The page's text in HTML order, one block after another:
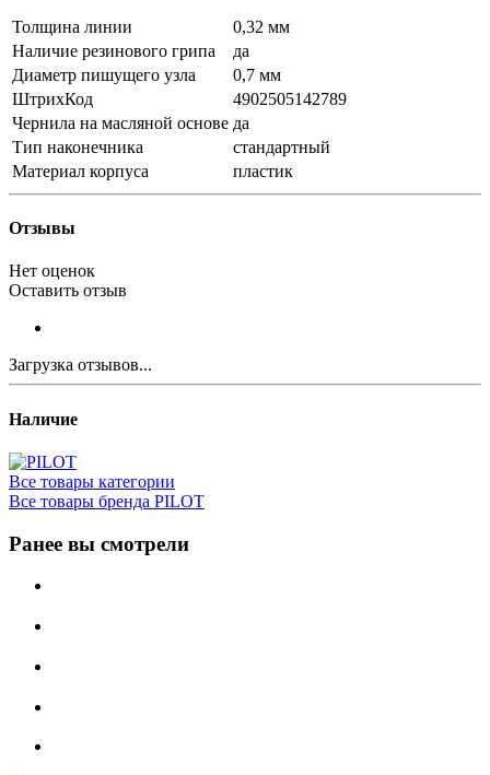
Толщина линии
0,32 мм
Наличие резинового грипа
да
Диаметр пишущего узла
0,7 мм
ШтрихКод
4902505142789
Чернила на масляной основе да
Тип наконечника
стандартный
Материал корпуса
пластик
Отзывы
Нет оценок
Оставить отзыв
Загрузка отзывов...
Наличие
Все товары категории
Все товары бренда PILOT
Ранее вы смотрели